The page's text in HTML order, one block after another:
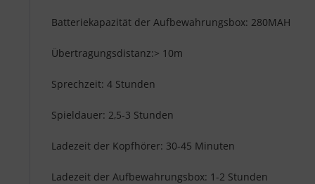
Batteriekapazität der Aufbewahrungsbox: 280MAH
Übertragungsdistanz:> 10m
Sprechzeit: 4 Stunden
Spieldauer: 2,5-3 Stunden
Ladezeit der Kopfhörer: 30-45 Minuten
Ladezeit der Aufbewahrungsbox: 1-2 Stunden